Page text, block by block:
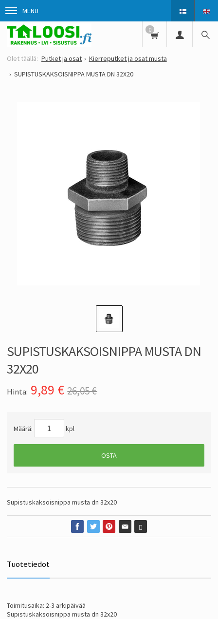
MENU
0
Putket ja osat
Kierreputket ja osat musta
SUPISTUSKAKSOISNIPPA MUSTA DN 32X20
SUPISTUSKAKSOISNIPPA MUSTA DN
32X20
Hinta: 9,89 € 26,05 €
Määrä: kpl
OSTA
Supistuskaksoisnippa musta dn 32x20
Tuotetiedot
Toimitusaika: 2-3 arkipäivää
Supistuskaksoisnippa musta dn 32x20